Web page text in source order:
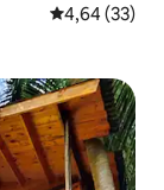
Évaluation
4,64 (33)